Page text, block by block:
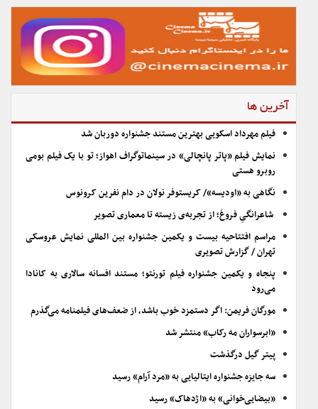
آخرین ها
فیلم مهرداد اسکویی بهترین مستند جشنواره دوربان شد
نمایش فیلم «پاتر پانچالی» در سینماتوگراف اهواز؛ تو با یک فیلم بومی
روبرو هستی
نگاهی به «اودیسه»/ کریستوفر نولان در دام نفرین کرونوس
شاعرانگیِ فروغ؛ از تجربه‌ی زیسته تا معماری تصویر
مراسم افتتاحیه بیست و یکمین جشنواره بین المللی نمایش عروسکی
تهران / گزارش تصویری
پنجاه و یکمین جشنواره فیلم تورنتو؛ مستند افسانه سالاری به کانادا
می‌رود
مورگان فریمن: اگر دستمزد خوب باشد، از ضعف‌های فیلمنامه می‌گذرم
«ابرسواران مه رکاب» منتشر شد
پیتر گیل درگذشت
سه جایزه جشنواره ایتالیایی به «مرد آرام» رسید
«بیضایی‌خوانی» به «اژدهاک» رسید